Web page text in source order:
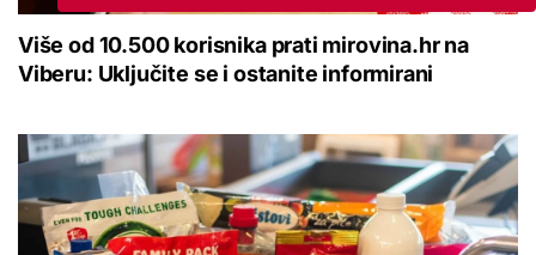
Više od 10.500 korisnika prati mirovina.hr na
Viberu: Uključite se i ostanite informirani